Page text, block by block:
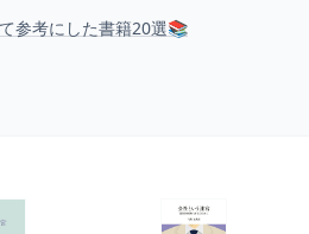
参考にした書籍20選📚